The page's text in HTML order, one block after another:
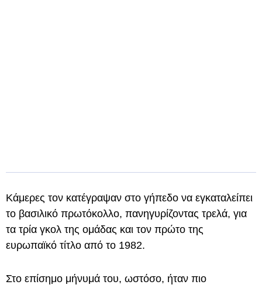
Κάμερες τον κατέγραψαν στο γήπεδο να εγκαταλείπει
το βασιλικό πρωτόκολλο, πανηγυρίζοντας τρελά, για
τα τρία γκολ της ομάδας και τον πρώτο της
ευρωπαϊκό τίτλο από το 1982.
Στο επίσημο μήνυμά του, ωστόσο, ήταν πιο